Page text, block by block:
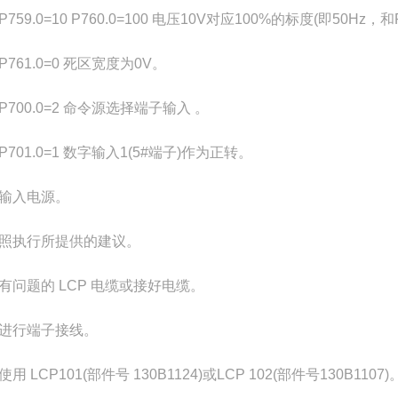
P760.0=100 电压10V对应100%的标度(即50Hz，和
死区宽度为0V。
命令源选择端子输入 。
数字输入1(5#端子)作为正转。
入电源。
执行所提供的建议。
问题的 LCP 电缆或接好电缆。
行端子接线。
用 LCP101(部件号 130B1124)或LCP 102(部件号130B1107)。